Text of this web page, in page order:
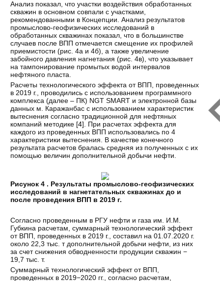
Анализ показал, что участки воздействия обработанных
скважин в основном совпали с участками,
рекомендованными в Концепции. Анализ результатов
промыслово-геофизических исследований в
обработанных скважинах показал, что в большинстве
случаев после ВПП отмечается смещение их профилей
приемистости (рис. 4а и 4б), а также увеличение
забойного давления нагнетания (рис. 4в), что указывает
на тампонирование промытых водой интервалов
нефтяного пласта.
Расчеты технологического эффекта от ВПП, проведенных
в 2019 г., проводились с использованием программного
комплекса (далее – ПК) NGT SMART и электронной базы
данных м. Каражанбас с использованием характеристик
вытеснения согласно традиционной для нефтяных
компаний методике [4]. При расчетах эффекта для
каждого из проведенных ВПП использовались по 4
характеристики вытеснения. В качестве конечного
результата расчетов бралась средняя из полученных с их
помощью величин дополнительной добычи нефти.
Рисунок 4 . Результаты промыслово-геофизических
исследований в нагнетательных скважинах до и
после проведения ВПП в 2019 г.
Согласно проведенным в РГУ нефти и газа им. И.М.
Губкина расчетам, суммарный технологический эффект
от ВПП, проведенных в 2019 г., составил на 01.07.2020 г.
около 22,3 тыс. т дополнительной добычи нефти, из них
за счет снижения обводненности продукции скважин −
19,7 тыс. т.
Суммарный технологический эффект от ВПП,
проведенных в 2019−2020 гг., согласно расчетам,